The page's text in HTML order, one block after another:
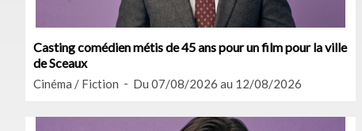
Casting comédien métis de 45 ans pour un film pour la ville
de Sceaux
Cinéma / Fiction Du 07/08/2026 au 12/08/2026